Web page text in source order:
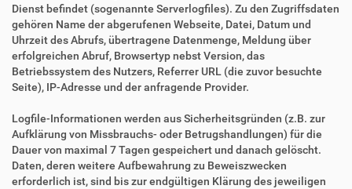
Dienst befindet (sogenannte Serverlogfiles). Zu den Zugriffsdaten
gehören Name der abgerufenen Webseite, Datei, Datum und
Uhrzeit des Abrufs, übertragene Datenmenge, Meldung über
erfolgreichen Abruf, Browsertyp nebst Version, das
Betriebssystem des Nutzers, Referrer URL (die zuvor besuchte
Seite), IP-Adresse und der anfragende Provider.
Logfile-Informationen werden aus Sicherheitsgründen (z.B. zur
Aufklärung von Missbrauchs- oder Betrugshandlungen) für die
Dauer von maximal 7 Tagen gespeichert und danach gelöscht.
Daten, deren weitere Aufbewahrung zu Beweiszwecken
erforderlich ist, sind bis zur endgültigen Klärung des jeweiligen